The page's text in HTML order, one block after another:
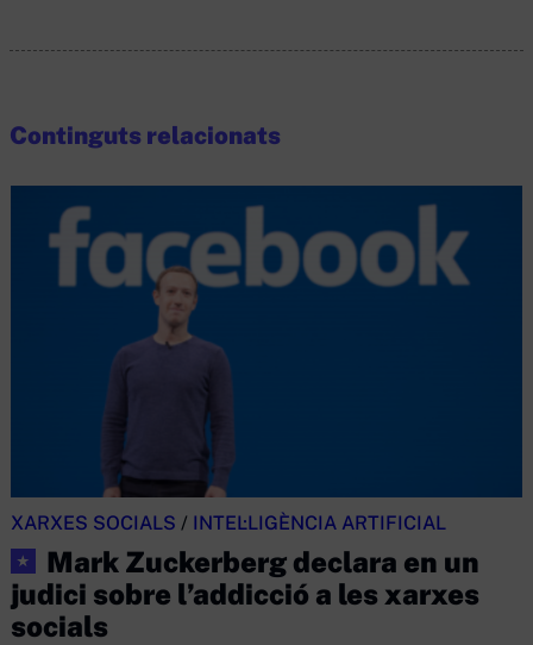
Continguts relacionats
XARXES SOCIALS / INTEL·LIGÈNCIA ARTIFICIAL
★
Mark Zuckerberg declara en un
judici sobre l’addicció a les xarxes
socials